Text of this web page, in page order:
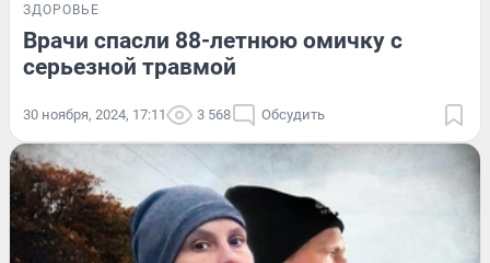
ЗДОРОВЬЕ
Врачи спасли 88-летнюю омичку с
серьезной травмой
30 ноября, 2024, 17:11 3 568 Обсудить